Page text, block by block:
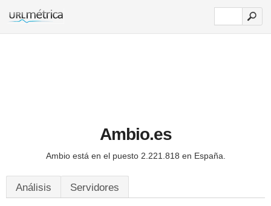
Ambio.es
Ambio está en el puesto 2.221.818 en España.
Análisis Servidores